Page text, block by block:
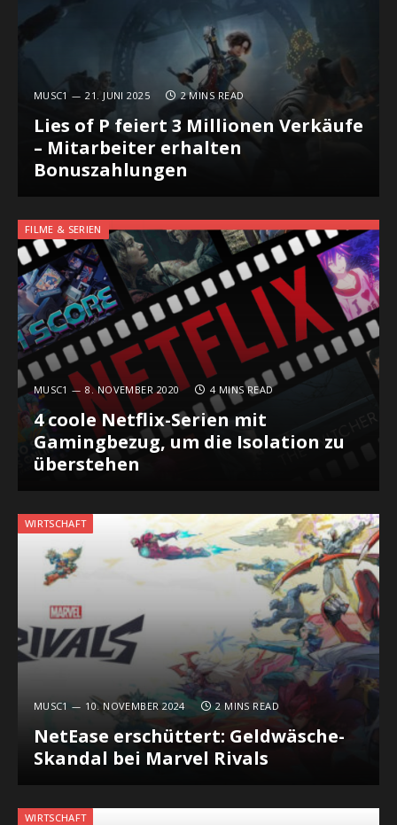
MUSC1 21. JUNI 2025 2 MINS READ
Lies of P feiert 3 Millionen Verkäufe
– Mitarbeiter erhalten
Bonuszahlungen
FILME & SERIEN
MUSC1 8. NOVEMBER 2020 4 MINS READ
4 coole Netflix-Serien mit
Gamingbezug, um die Isolation zu
überstehen
WIRTSCHAFT
MUSC1 10. NOVEMBER 2024 2 MINS READ
NetEase erschüttert: Geldwäsche-
Skandal bei Marvel Rivals
WIRTSCHAFT